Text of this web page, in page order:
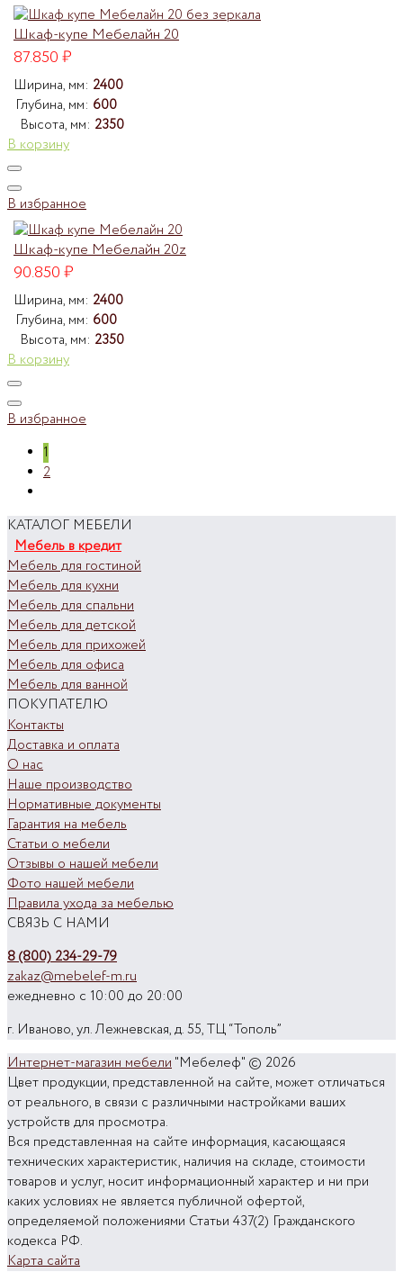
Шкаф-купе Мебелайн 20
87.850₽
Ширина, мм: 2400
Глубина, мм: 600
Высота, мм: 2350
В корзину
В избранное
Шкаф-купе Мебелайн 20z
90.850₽
Ширина, мм: 2400
Глубина, мм: 600
Высота, мм: 2350
В корзину
В избранное
1
2
КАТАЛОГ МЕБЕЛИ
Мебель в кредит
Мебель для гостиной
Мебель для кухни
Мебель для спальни
Мебель для детской
Мебель для прихожей
Мебель для офиса
Мебель для ванной
ПОКУПАТЕЛЮ
Контакты
Доставка и оплата
О нас
Наше производство
Нормативные документы
Гарантия на мебель
Статьи о мебели
Отзывы о нашей мебели
Фото нашей мебели
Правила ухода за мебелью
СВЯЗЬ С НАМИ
8 (800) 234-29-79
zakaz@mebelef-m.ru
ежедневно с 10:00 до 20:00
г. Иваново, ул. Лежневская, д. 55, ТЦ “Тополь”
Интернет-магазин мебели"Мебелеф" © 2026
Цвет продукции, представленной на сайте, может отличаться
от реального, в связи с различными настройками ваших
устройств для просмотра.
Вся представленная на сайте информация, касающаяся
технических характеристик, наличия на складе, стоимости
товаров и услуг, носит информационный характер и ни при
каких условиях не является публичной офертой,
определяемой положениями Статьи 437(2) Гражданского
кодекса РФ.
Карта сайта